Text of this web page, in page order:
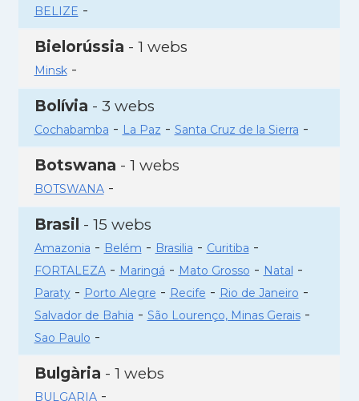
BELIZE -
Bielorússia - 1 webs
Minsk-
Bolívia - 3 webs
Cochabamba - La Paz - Santa Cruz de la Sierra -
Botswana - 1 webs
BOTSWANA-
Brasil - 15 webs
Amazonia - Belém - Brasilia - Curitiba -
FORTALEZA- Maringá - Mato Grosso - Natal -
Paraty- Porto Alegre - Recife - Rio de Janeiro -
Salvador de Bahia - São Lourenço, Minas Gerais-
Sao Paulo -
Bulgària - 1 webs
BULGARIA-